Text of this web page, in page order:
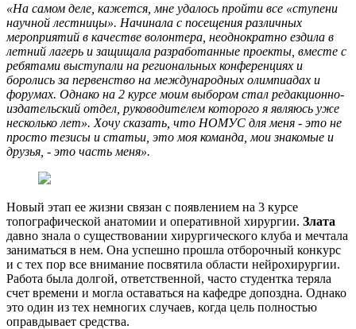
«На самом деле, кажется, мне удалось пройти все «ступени
научной лестницы». Начинала с посещения различных
мероприятий в качестве волонтера, неоднократно ездила в
летний лагерь и защищала разработанные проекты, вместе с
ребятами выступали на региональных конференциях и
боролись за первенство на международных олимпиадах и
форумах. Однако на 2 курсе моим выбором стал редакционно-
издательский отдел, руководителем которого я являюсь уже
несколько лет». Хочу сказать, что НОМУС для меня - это не
просто тезисы и статьи, это моя команда, мои знакомые и
друзья, - это часть меня».
Новый этап ее жизни связан с появлением на 3 курсе
топографической анатомии и оперативной хирургии. Злата
давно знала о существовании хирургического клуба и мечтала
заниматься в нем. Она успешно прошла отборочный конкурс
и с тех пор все внимание посвятила области нейрохирургии.
Работа была долгой, ответственной, часто студентка теряла
счет времени и могла оставаться на кафедре допоздна. Однако
это один из тех немногих случаев, когда цель полностью
оправдывает средства.